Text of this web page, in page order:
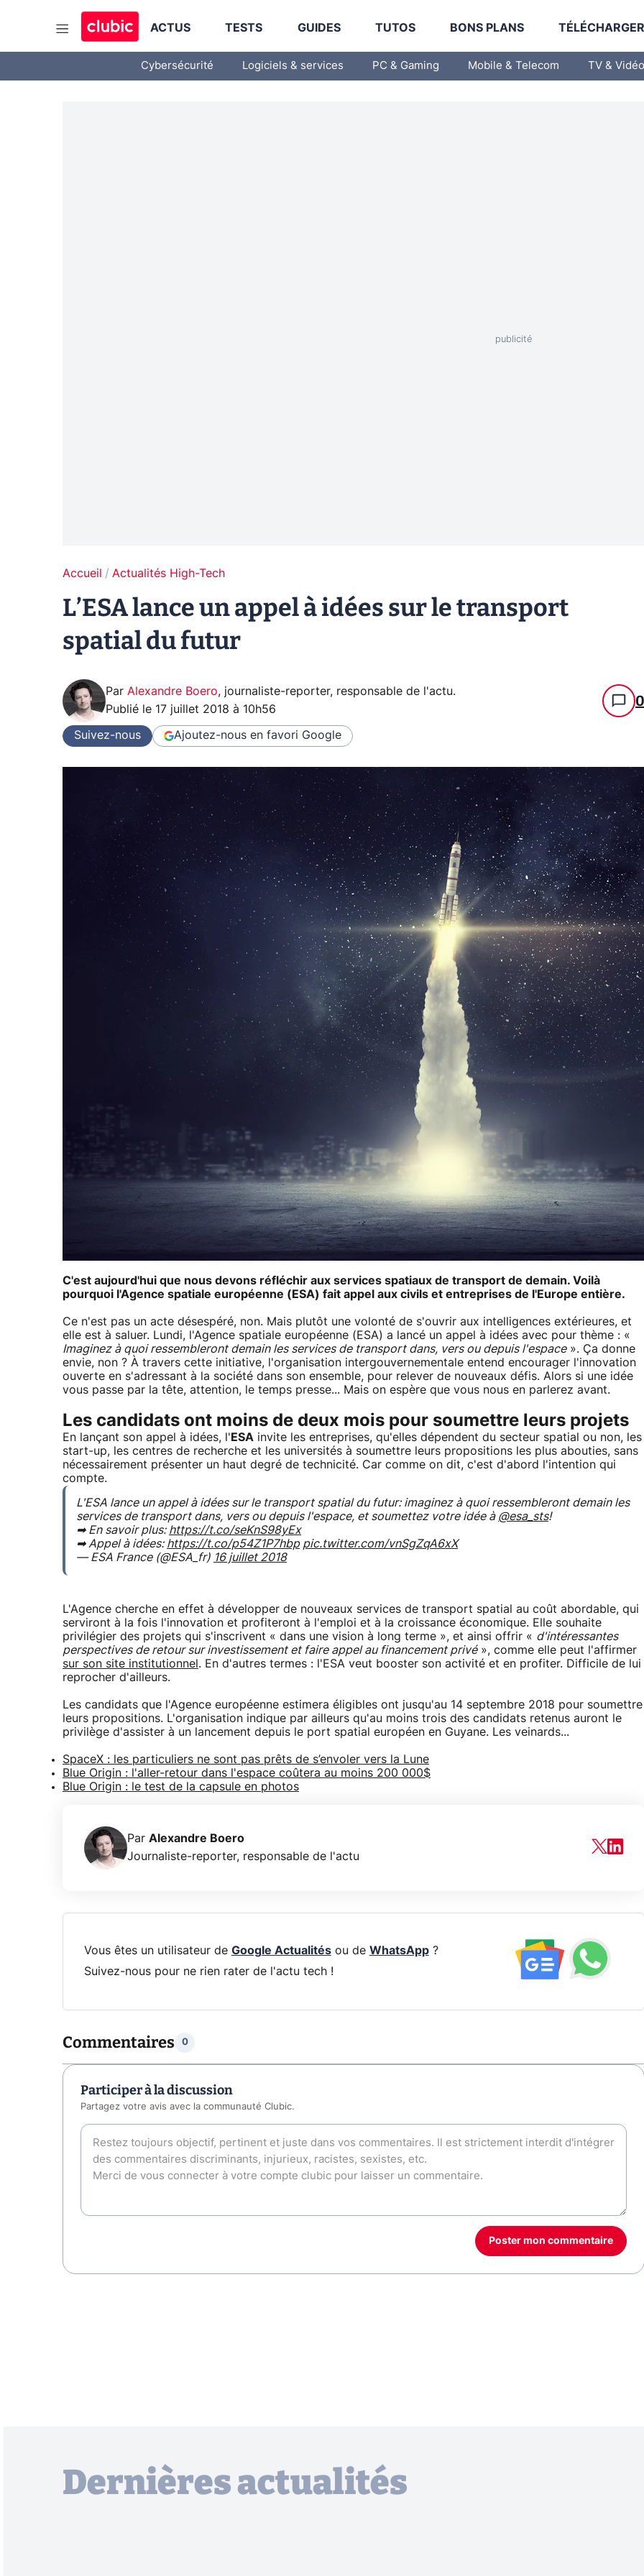
ACTUS TESTS GUIDES TUTOS BONS PLANS
Cybersécurité Logiciels & services PC & Gaming Mobile & Telecom TV & Vidéo
Accueil Actualités High-Tech
L’ESA lance un appel à idées sur le transport
spatial du futur
Par Alexandre Boero, journaliste-reporter, responsable de l'actu.
Publié le 17 juillet 2018 à 10h56 0
Suivez-nous Ajoutez-nous en favori Google
C'est aujourd'hui que nous devons réfléchir aux services spatiaux de transport de demain. Voilà
pourquoi l'Agence spatiale européenne (ESA) fait appel aux civils et entreprises de l'Europe entière.
Ce n'est pas un acte désespéré, non. Mais plutôt une volonté de s'ouvrir aux intelligences extérieures, et
elle est à saluer. Lundi, l'Agence spatiale européenne (ESA) a lancé un appel à idées avec pour thème : «
Imaginez à quoi ressembleront demain les services de transport dans, vers ou depuis l'espace». Ça donne
envie, non ? À travers cette initiative, l'organisation intergouvernementale entend encourager l'innovation
ouverte en s'adressant à la société dans son ensemble, pour relever de nouveaux défis. Alors si une idée
vous passe par la tête, attention, le temps presse... Mais on espère que vous nous en parlerez avant.
Les candidats ont moins de deux mois pour soumettre leurs projets
En lançant son appel à idées, l' ESA invite les entreprises, qu'elles dépendent du secteur spatial ou non, les
start-up, les centres de recherche et les universités à soumettre leurs propositions les plus abouties, sans
nécessairement présenter un haut degré de technicité. Car comme on dit, c'est d'abord l'intention qui
compte.
L'ESA lance un appel à idées sur le transport spatial du futur: imaginez à quoi ressembleront demain les
services de transport dans, vers ou depuis l'espace, et soumettez votre idée à @esa_sts!
➡ En savoir plus: https://t.co/seKnS98yEx
➡ Appel à idées: https://t.co/p54Z1P7hbp pic.twitter.com/vnSgZqA6xX
— ESA France (@ESA_fr) 16 juillet 2018
L'Agence cherche en effet à développer de nouveaux services de transport spatial au coût abordable, qui
serviront à la fois l'innovation et profiteront à l'emploi et à la croissance économique. Elle souhaite
privilégier des projets qui s'inscrivent « dans une vision à long terme », et ainsi offrir « d'intéressantes
perspectives de retour sur investissement et faire appel au financement privé», comme elle peut l'affirmer
sur son site institutionnel . En d'autres termes : l'ESA veut booster son activité et en profiter. Difficile de lui
reprocher d'ailleurs.
Les candidats que l'Agence européenne estimera éligibles ont jusqu'au 14 septembre 2018 pour soumettre
leurs propositions. L'organisation indique par ailleurs qu'au moins trois des candidats retenus auront le
privilège d'assister à un lancement depuis le port spatial européen en Guyane. Les veinards...
SpaceX : les particuliers ne sont pas prêts de s’envoler vers la Lune
Blue Origin : l'aller-retour dans l'espace coûtera au moins 200 000$
Blue Origin : le test de la capsule en photos
Par Alexandre Boero
Journaliste-reporter, responsable de l'actu
Vous êtes un utilisateur de Google Actualitésou de WhatsApp?
Suivez-nous pour ne rien rater de l'actu tech !
Commentaires 0
Participer à la discussion
Partagez votre avis avec la communauté Clubic.
Poster mon commentaire
Dernières actualités